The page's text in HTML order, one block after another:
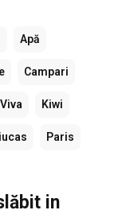
Apă
Campari
Viva Kiwi
Paris
in